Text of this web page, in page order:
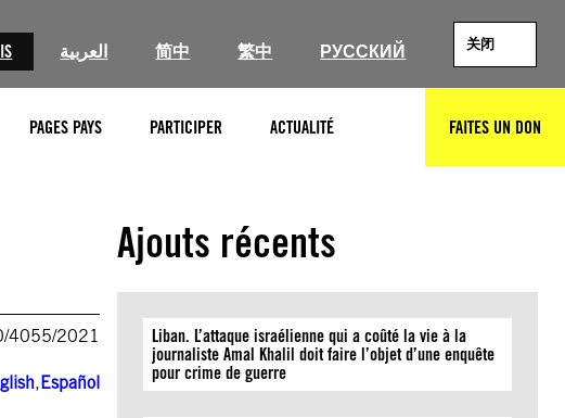
العربية 简中 繁中 РУССКИЙ 关闭
PAGES PAYS PARTICIPER ACTUALITÉ RECHERCHERFAITES UN DON
4055/2021
,Español
Ajouts récents
Liban. L’attaque israélienne qui a coûté la vie à la
journaliste Amal Khalil doit faire l’objet d’une enquête
pour crime de guerre